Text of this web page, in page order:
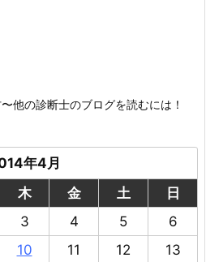
他の診断士のブログを読むには！
年4月
木 金 土
日
3 4 5
6
10 11 12
13